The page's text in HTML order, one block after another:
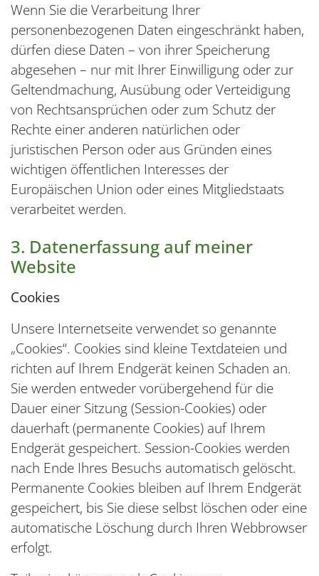
Wenn Sie die Verarbeitung Ihrer
personenbezogenen Daten eingeschränkt haben,
dürfen diese Daten – von ihrer Speicherung
abgesehen – nur mit Ihrer Einwilligung oder zur
Geltendmachung, Ausübung oder Verteidigung
von Rechtsansprüchen oder zum Schutz der
Rechte einer anderen natürlichen oder
juristischen Person oder aus Gründen eines
wichtigen öffentlichen Interesses der
Europäischen Union oder eines Mitgliedstaats
verarbeitet werden.
3. Datenerfassung auf meiner
Website
Cookies
Unsere Internetseite verwendet so genannte
„Cookies“. Cookies sind kleine Textdateien und
richten auf Ihrem Endgerät keinen Schaden an.
Sie werden entweder vorübergehend für die
Dauer einer Sitzung (Session-Cookies) oder
dauerhaft (permanente Cookies) auf Ihrem
Endgerät gespeichert. Session-Cookies werden
nach Ende Ihres Besuchs automatisch gelöscht.
Permanente Cookies bleiben auf Ihrem Endgerät
gespeichert, bis Sie diese selbst löschen oder eine
automatische Löschung durch Ihren Webbrowser
erfolgt.